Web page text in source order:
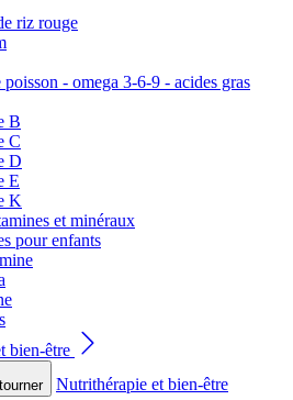
riz rouge
- omega 3-6-9 - acides gras
B
C
D
E
K
et minéraux
pour enfants
bien-être
Nutrithérapie et bien-être